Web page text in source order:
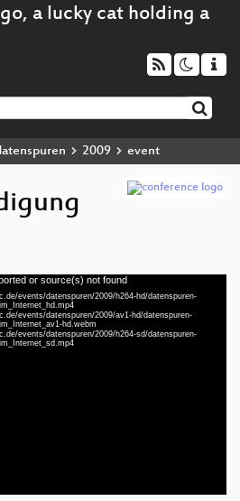
2009 event
or source(s) not found
events/datenspuren/2009/h264-hd/datenspuren-
events/datenspuren/2009/av1-hd/datenspuren-
hd.webm
events/datenspuren/2009/h264-sd/datenspuren-